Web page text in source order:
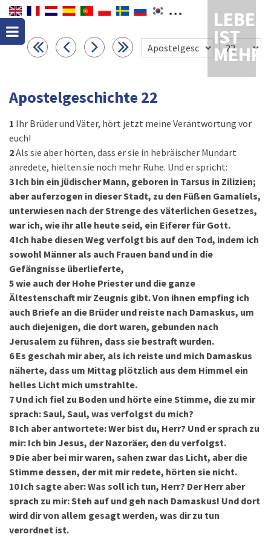
LEBEN
IST
MEHR
Apostelgeschichte 22
1 Ihr Brüder und Väter, hört jetzt meine Verantwortung vor
euch!
2Als sie aber hörten, dass er sie in hebräischer Mundart
anredete, hielten sie noch mehr Ruhe. Und er spricht:
3 Ich bin ein jüdischer Mann, geboren in Tarsus in Zilizien;
aber auferzogen in dieser Stadt, zu den Füßen Gamaliels,
unterwiesen nach der Strenge des väterlichen Gesetzes,
war ich, wie ihr alle heute seid, ein Eiferer für Gott.
4 Ich habe diesen Weg verfolgt bis auf den Tod, indem ich
sowohl Männer als auch Frauen band und in die
Gefängnisse überlieferte,
5wie auch der Hohe Priester und die ganze
Ältestenschaft mir Zeugnis gibt. Von ihnen empfing ich
auch Briefe an die Brüder und reiste nach Damaskus, um
auch diejenigen, die dort waren, gebunden nach
Jerusalem zu führen, dass sie bestraft wurden.
6 Es geschah mir aber, als ich reiste und mich Damaskus
näherte, dass um Mittag plötzlich aus dem Himmel ein
helles Licht mich umstrahlte.
7 Und ich fiel zu Boden und hörte eine Stimme, die zu mir
sprach: Saul, Saul, was verfolgst du mich?
8 Ich aber antwortete: Wer bist du, Herr? Und er sprach zu
mir: Ich bin Jesus, der Nazoräer, den du verfolgst.
9 Die aber bei mir waren, sahen zwar das Licht, aber die
Stimme dessen, der mit mir redete, hörten sie nicht.
10 Ich sagte aber: Was soll ich tun, Herr? Der Herr aber
sprach zu mir: Steh auf und geh nach Damaskus! Und dort
wird dir von allem gesagt werden, was dir zu tun
verordnet ist.